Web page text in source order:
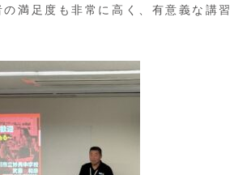
満足度も非常に高く、有意義な講習